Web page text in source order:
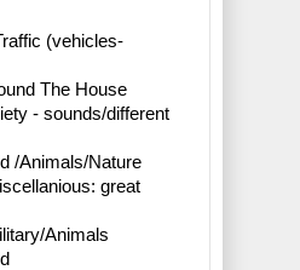
(vehicles-
The House
- sounds/different
/Animals/Nature
great
Animals